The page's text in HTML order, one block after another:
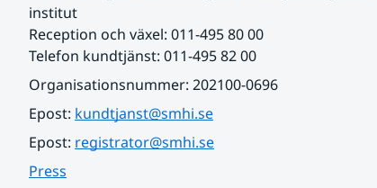
institut
Reception och växel: 011-495 80 00
Telefon kundtjänst: 011-495 82 00
Organisationsnummer: 202100-0696
Epost: kundtjanst@smhi.se
Epost: registrator@smhi.se
Press